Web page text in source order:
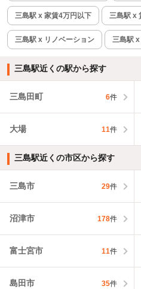
三島駅 x 家賃4万円以下 三島駅 x
三島駅 x リノベーション 三島駅
三島駅近くの駅から探す
三島田町 6件
大場 11件
三島駅近くの市区から探す
三島市 29件
沼津市 178件
富士宮市 11件
島田市 35件